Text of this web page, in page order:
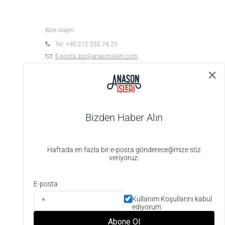
kullanıyoruz. Detaylı bilgiye
sayfamızdan erişebilirsiniz.
Bize ulaşın
Tel: +90 212 252 74 25
E-posta: biz@anasonisleri.com
No:4 K:1 D:4, 34363 Şişli-İstanbul
Bizden Haber Alın
Haftada en fazla bir e-posta göndereceğimize söz
veriyoruz.
E-posta
Kullanım Koşullarını kabul
ediyorum
Abone Ol